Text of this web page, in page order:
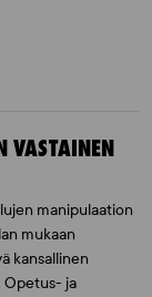
VASTAINEN
manipulaation
mukaan
kansallinen
Opetus- ja